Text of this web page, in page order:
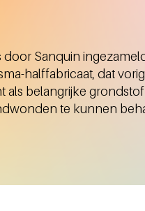
Sanquin
halffabricaat, dat
als belangrijke
te kunnen